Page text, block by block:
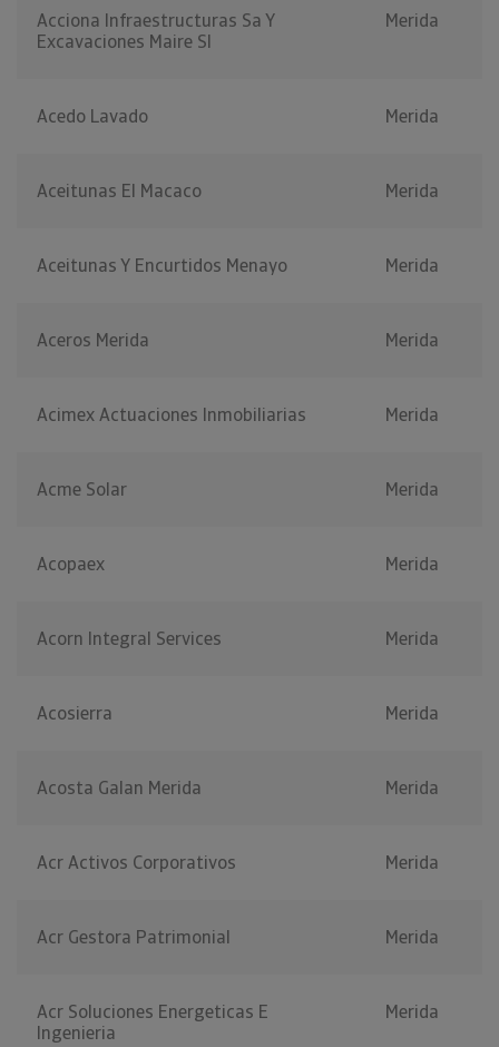
Acciona Infraestructuras Sa Y
Excavaciones Maire Sl
Merida
Acedo Lavado Merida
Aceitunas El Macaco Merida
Aceitunas Y Encurtidos Menayo Merida
Aceros Merida Merida
Acimex Actuaciones Inmobiliarias Merida
Acme Solar Merida
Acopaex Merida
Acorn Integral Services Merida
Acosierra Merida
Acosta Galan Merida Merida
Acr Activos Corporativos Merida
Acr Gestora Patrimonial Merida
Acr Soluciones Energeticas E
Ingenieria
Merida